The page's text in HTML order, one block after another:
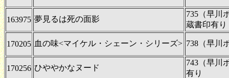
163975 夢見るは死の面影
735（早川
蔵書印有り
170205 血の味<マイケル・シェーン・シリーズ> 738（早川
170256 ひややかなヌード
743（早川
有り